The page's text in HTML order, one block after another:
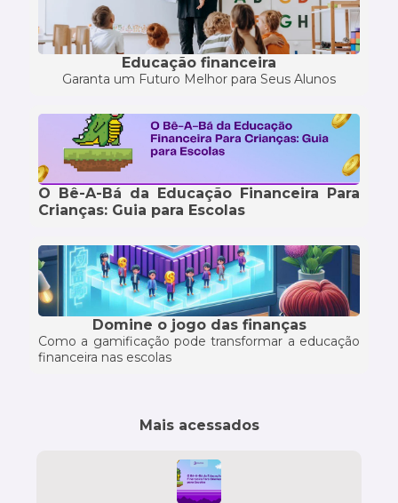
Educação financeira
Garanta um Futuro Melhor para Seus Alunos
O Bê-A-Bá da Educação Financeira Para
Crianças: Guia para Escolas
Domine o jogo das finanças
Como a gamificação pode transformar a educação
financeira nas escolas
Mais acessados